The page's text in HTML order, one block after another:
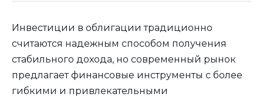
Инвестиции в облигации традиционно
считаются надежным способом получения
стабильного дохода, но современный рынок
предлагает финансовые инструменты с более
гибкими и привлекательными